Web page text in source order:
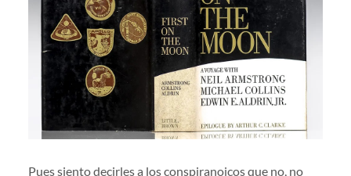
Pues siento decirles a los conspiranoicos que no, no